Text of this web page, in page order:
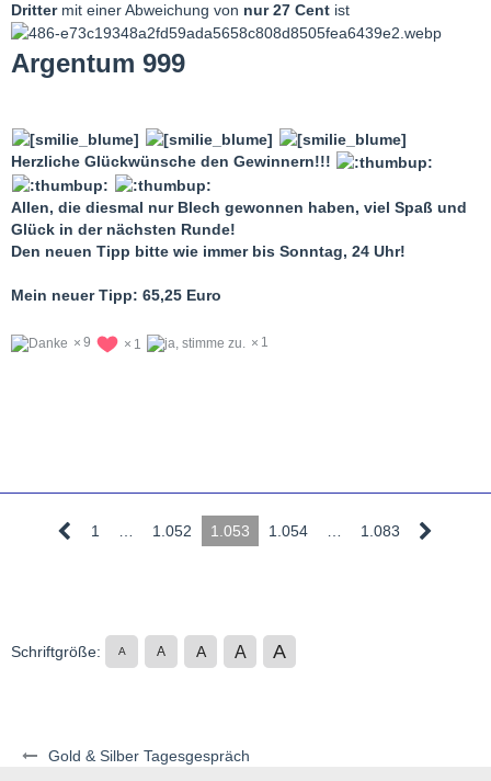
Gold & Silber Tagesgespräch
Dritter mit einer Abweichung von nur 27 Cent ist
Argentum 999
Herzliche Glückwünsche den Gewinnern!!!
Allen, die diesmal nur Blech gewonnen haben, viel Spaß und
Glück in der nächsten Runde!
Den neuen Tipp bitte wie immer bis Sonntag, 24 Uhr!
Mein neuer Tipp: 65,25 Euro
9 1 1
1 … 1.052 1.053 1.054 … 1.083
Schriftgröße: A A A A A